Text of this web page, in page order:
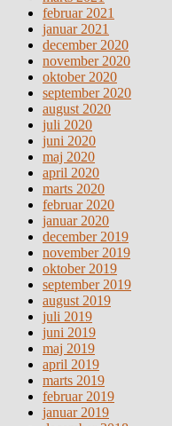
februar 2021
januar 2021
december 2020
november 2020
oktober 2020
september 2020
august 2020
juli 2020
juni 2020
maj 2020
april 2020
marts 2020
februar 2020
januar 2020
december 2019
november 2019
oktober 2019
september 2019
august 2019
juli 2019
juni 2019
maj 2019
april 2019
marts 2019
februar 2019
januar 2019